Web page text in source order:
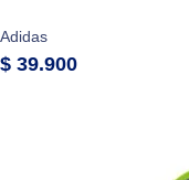
Adidas
$ 39.900